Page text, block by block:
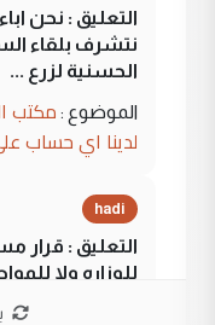
التعليق : نحن
نتشرف بلقاء
الحسنية لزرع ...
الموضوع : مكتب
لدينا اي حساب
hadi
التعليق : قرار
للوزاره ولا